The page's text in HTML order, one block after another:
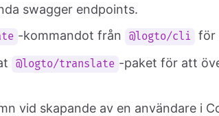
swagger endpoints.
-kommandot från @logto/cli
för
@logto/translate -paket för att
vid skapande av en användare i